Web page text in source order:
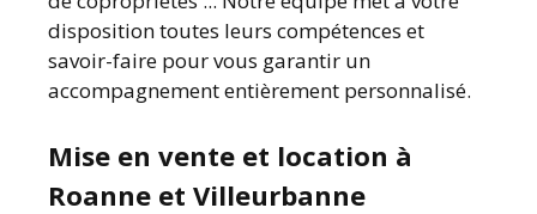
disposition toutes leurs compétences et
savoir-faire pour vous garantir un
accompagnement entièrement personnalisé.
Mise en vente et location à
Roanne et Villeurbanne